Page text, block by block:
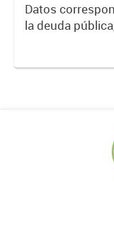
Datos
la deuda
vigentes,